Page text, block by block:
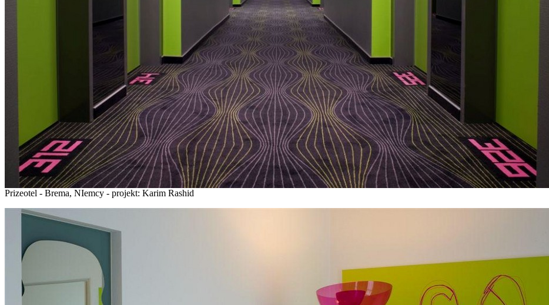
Prizeotel - Brema, NIemcy - projekt: Karim Rashid